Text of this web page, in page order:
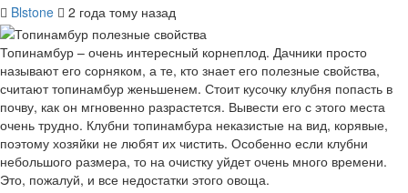
Blstone 2 года тому назад
Топинамбур – очень интересный корнеплод. Дачники просто
называют его сорняком, а те, кто знает его полезные свойства,
считают топинамбур женьшенем. Стоит кусочку клубня попасть в
почву, как он мгновенно разрастется. Вывести его с этого места
очень трудно. Клубни топинамбура неказистые на вид, корявые,
поэтому хозяйки не любят их чистить. Особенно если клубни
небольшого размера, то на очистку уйдет очень много времени.
Это, пожалуй, и все недостатки этого овоща.